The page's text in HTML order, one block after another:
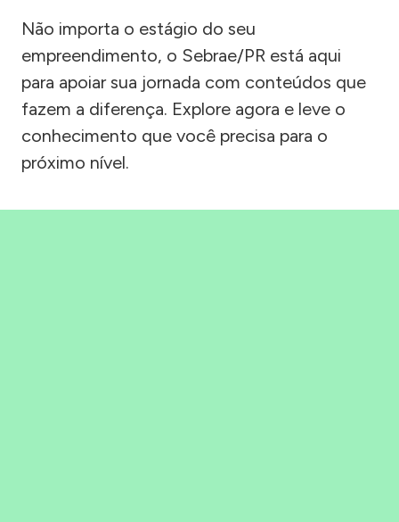
Não importa o estágio do seu
empreendimento, o Sebrae/PR está aqui
para apoiar sua jornada com conteúdos que
fazem a diferença. Explore agora e leve o
conhecimento que você precisa para o
próximo nível.